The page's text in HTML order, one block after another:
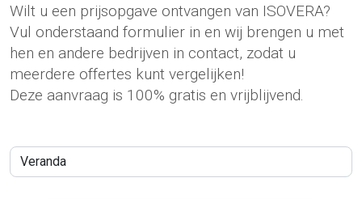
Wilt u een prijsopgave ontvangen van ISOVERA?
Vul onderstaand formulier in en wij brengen u met
hen en andere bedrijven in contact, zodat u
meerdere offertes kunt vergelijken!
Deze aanvraag is 100% gratis en vrijblijvend.